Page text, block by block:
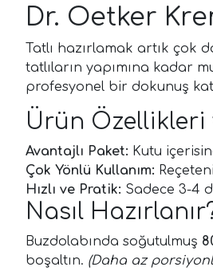
Dr. Oetker
Tatlı hazırlamak artık çok
tatlıların yapımına kadar
profesyonel bir dokunuş
Ürün Özellikleri
Avantajlı Paket: Kutu
Çok Yönlü Kullanım:
Hızlı ve Pratik: Sadece 3-4
Nasıl
Buzdolabında soğutulmuş
boşaltın. (Daha az